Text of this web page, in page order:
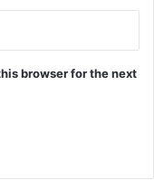
browser for the next